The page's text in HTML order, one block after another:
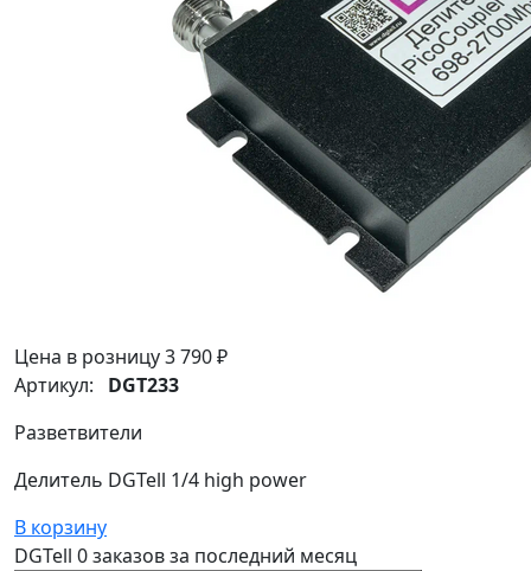
Цена в розницу3 790 ₽
Артикул: DGT233
Разветвители
Делитель DGTell 1/4 high power
В корзину
DGTell 0 заказовза последний месяц